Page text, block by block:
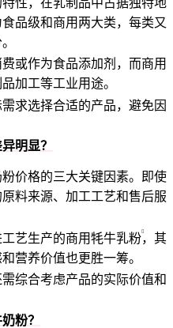
品级和商用两大类，每类又
或作为食品添加剂，而商用
加工等工业用途。
求选择合适的产品，避免因
明显？
价格的三大关键因素。即使
料来源、加工工艺和售后服
艺生产的商用牦牛乳粉，其
营养价值也更胜一筹。
综合考虑产品的实际价值和
粉？